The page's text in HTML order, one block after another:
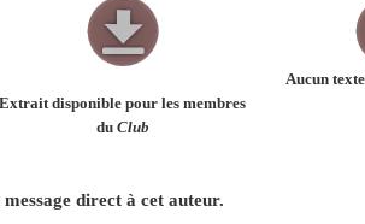
Extrait disponible pour les membres
du Club
Aucun
direct à cet auteur.